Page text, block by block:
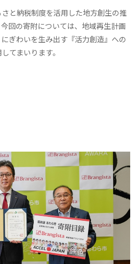
と納税制度を活用した地方創生の推
回の寄附については、地域再生計画
ぎわいを生み出す『活力創造』への
てまいります。